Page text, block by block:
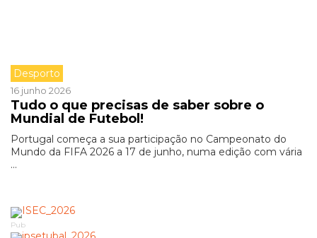
Desporto
16 junho 2026
Tudo o que precisas de saber sobre o
Mundial de Futebol!
Portugal começa a sua participação no Campeonato do
Mundo da FIFA 2026 a 17 de junho, numa edição com vária
...
Pub